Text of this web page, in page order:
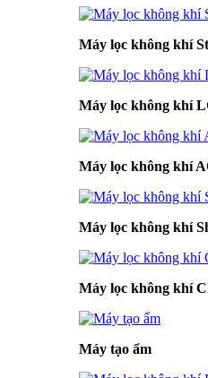
Máy lọc không khí
Máy lọc không khí
Máy lọc không khí
Máy lọc không khí
Máy lọc không khí
Máy tạo ẩm